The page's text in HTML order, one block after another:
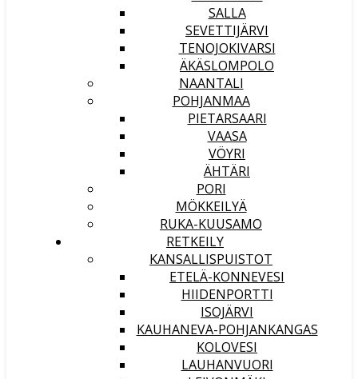
SALLA
SEVETTIJÄRVI
TENOJOKIVARSI
ÄKÄSLOMPOLO
NAANTALI
POHJANMAA
PIETARSAARI
VAASA
VÖYRI
ÄHTÄRI
PORI
MÖKKEILYÄ
RUKA-KUUSAMO
RETKEILY
KANSALLISPUISTOT
ETELÄ-KONNEVESI
HIIDENPORTTI
ISOJÄRVI
KAUHANEVA-POHJANKANGAS
KOLOVESI
LAUHANVUORI